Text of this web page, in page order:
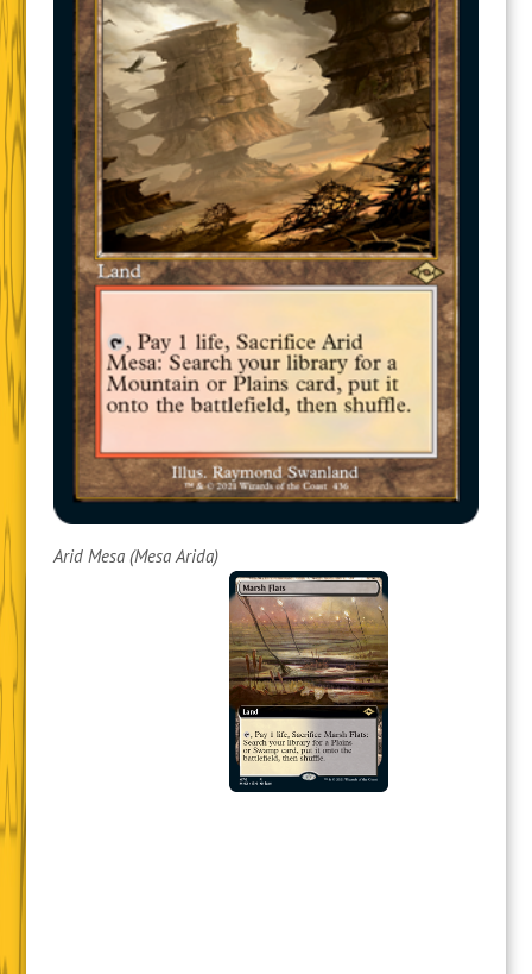
Arid Mesa (Mesa Arida)